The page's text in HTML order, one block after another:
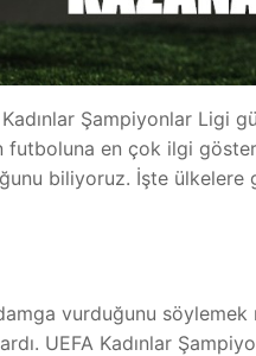
Şampiyonlar Ligi
futboluna en çok ilgi
biliyoruz. İşte ülkelere
vurduğunu
UEFA Kadınlar